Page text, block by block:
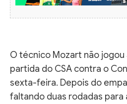
O técnico Mozart não jogou
partida do CSA contra o
sexta-feira. Depois do
faltando duas rodadas para